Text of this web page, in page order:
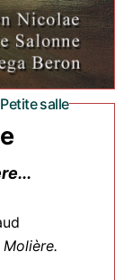
salle